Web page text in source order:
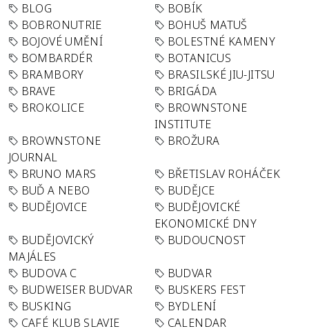
BLOG
BOBÍK
BOBRONUTRIE
BOHUŠ MATUŠ
BOJOVÉ UMĚNÍ
BOLESTNÉ KAMENY
BOMBARDÉR
BOTANICUS
BRAMBORY
BRASILSKÉ JIU-JITSU
BRAVE
BRIGÁDA
BROKOLICE
BROWNSTONE
INSTITUTE
BROWNSTONE
JOURNAL
BROŽURA
BRUNO MARS
BŘETISLAV ROHÁČEK
BUĎ A NEBO
BUDĚJCE
BUDĚJOVICE
BUDĚJOVICKÉ
EKONOMICKÉ DNY
BUDĚJOVICKÝ
MAJÁLES
BUDOUCNOST
BUDOVA C
BUDVAR
BUDWEISER BUDVAR
BUSKERS FEST
BUSKING
BYDLENÍ
CAFÉ KLUB SLAVIE
CALENDAR